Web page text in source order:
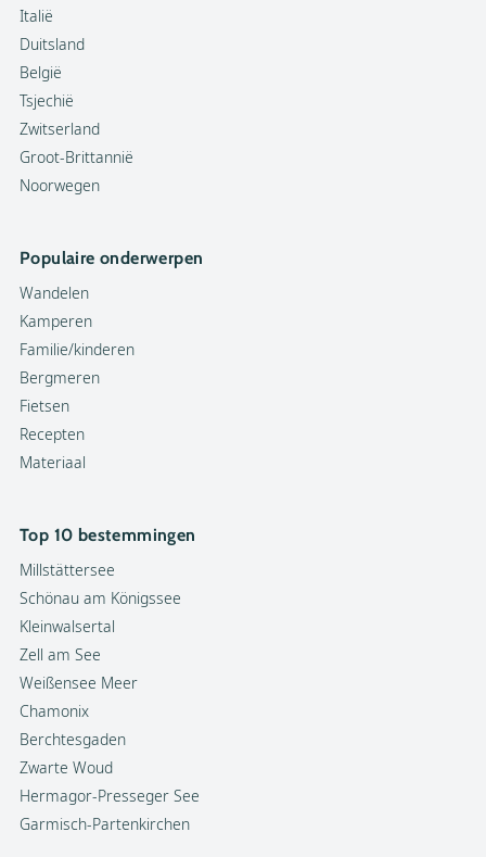
Italië
Duitsland
België
Tsjechië
Zwitserland
Groot-Brittannië
Noorwegen
Populaire onderwerpen
Wandelen
Kamperen
Familie/kinderen
Bergmeren
Fietsen
Recepten
Materiaal
Top 10 bestemmingen
Millstättersee
Schönau am Königssee
Kleinwalsertal
Zell am See
Weißensee Meer
Chamonix
Berchtesgaden
Zwarte Woud
Hermagor-Presseger See
Garmisch-Partenkirchen